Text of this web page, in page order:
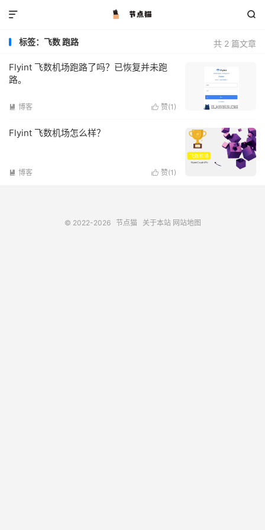


共 2 篇文章
标签：飞数 跑路
Flyint 飞数机场跑路了吗？已恢复并未跑
路。
 赞(1 )
 博客
Flyint 飞数机场怎么样？
 赞(1 )
 博客
© 2022-2026 节点猫 关于本站 网站地图